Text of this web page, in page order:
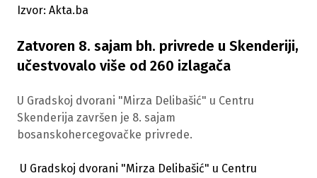
Izvor: Akta.ba
Zatvoren 8. sajam bh. privrede u Skenderiji,
učestvovalo više od 260 izlagača
U Gradskoj dvorani "Mirza Delibašić" u Centru
Skenderija završen je 8. sajam
bosanskohercegovačke privrede.
U Gradskoj dvorani "Mirza Delibašić" u Centru